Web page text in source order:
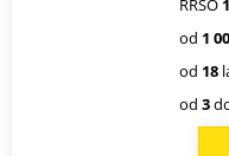
RRSO
od 1
od 18
od 3